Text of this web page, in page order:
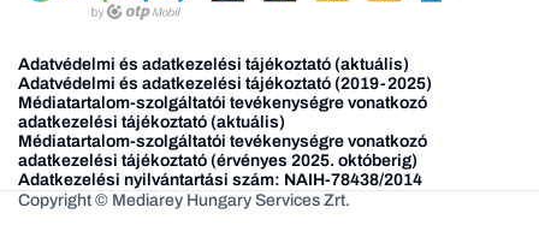
Adatvédelmi és adatkezelési tájékoztató (aktuális)
Adatvédelmi és adatkezelési tájékoztató (2019-2025)
Médiatartalom-szolgáltatói tevékenységre vonatkozó
adatkezelési tájékoztató (aktuális)
Médiatartalom-szolgáltatói tevékenységre vonatkozó
adatkezelési tájékoztató (érvényes 2025. októberig)
Adatkezelési nyilvántartási szám: NAIH-78438/2014
Copyright © Mediarey Hungary Services Zrt.